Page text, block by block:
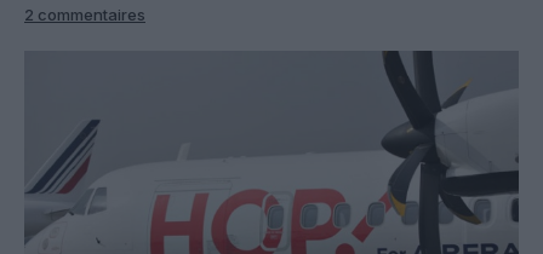
2 commentaires